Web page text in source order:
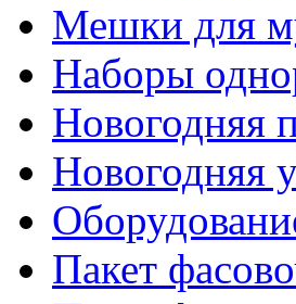
Мешки для
Наборы
Новогодняя
Новогодняя
Пакет